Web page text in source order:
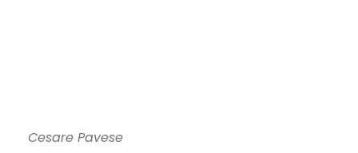
Cesare Pavese